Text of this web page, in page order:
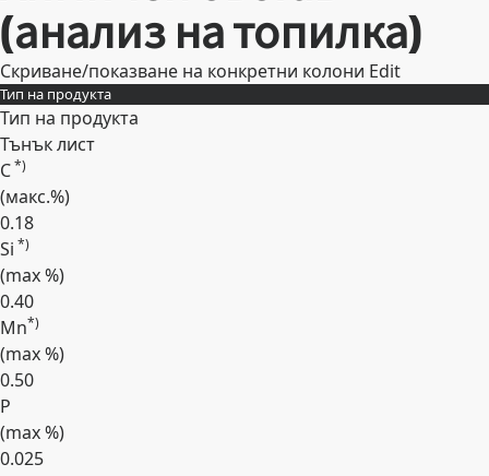
(анализ на топилка)
Скриване/показване на конкретни колони Edit
Тип на продукта
Тип на продукта
Тънък лист
C*)
(макс.%)
0.18
Si *)
(max%)
0.40
Mn*)
(max%)
0.50
P
(max%)
0.025